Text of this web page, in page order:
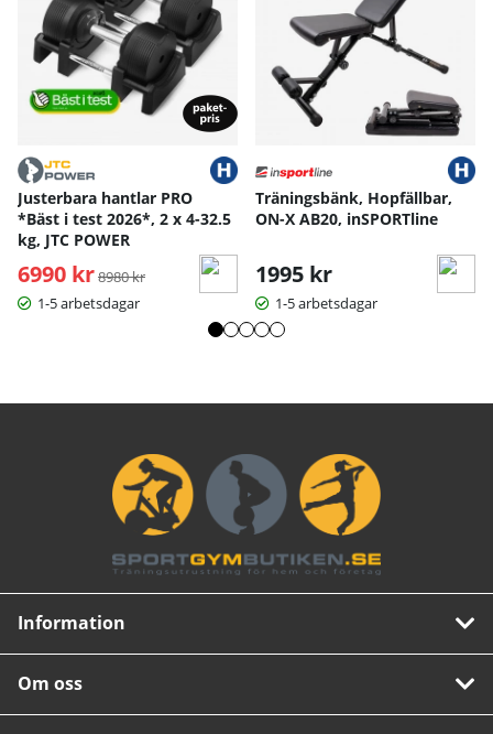
Justerbara hantlar PRO
*Bäst i test 2026*, 2 x 4-32.5
kg, JTC POWER
6990 kr Ordinarie pris:
8980 kr
1-5 arbetsdagar
Träningsbänk, Hopfällbar,
ON-X AB20, inSPORTline
1995 kr
1-5 arbetsdagar
Information
Om oss